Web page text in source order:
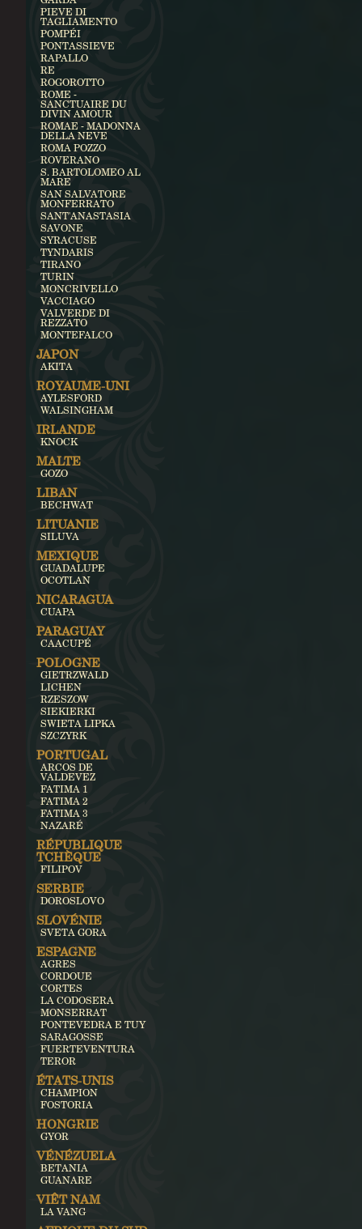
PIEVE DI
TAGLIAMENTO
POMPÉI
PONTASSIEVE
RAPALLO
RE
ROGOROTTO
ROME -
SANCTUAIRE DU
DIVIN AMOUR
ROMAE - MADONNA
DELLA NEVE
ROMA POZZO
ROVERANO
S. BARTOLOMEO AL
MARE
SAN SALVATORE
MONFERRATO
SANT'ANASTASIA
SAVONE
SYRACUSE
TYNDARIS
TIRANO
TURIN
MONCRIVELLO
VACCIAGO
VALVERDE DI
REZZATO
MONTEFALCO
JAPON
AKITA
ROYAUME-UNI
AYLESFORD
WALSINGHAM
IRLANDE
KNOCK
MALTE
GOZO
LIBAN
BECHWAT
LITUANIE
SILUVA
MEXIQUE
GUADALUPE
OCOTLAN
NICARAGUA
CUAPA
PARAGUAY
CAACUPÉ
POLOGNE
GIETRZWALD
LICHEN
RZESZOW
SIEKIERKI
SWIETA LIPKA
SZCZYRK
PORTUGAL
ARCOS DE
VALDEVEZ
FATIMA 1
FATIMA 2
FATIMA 3
NAZARÉ
RÉPUBLIQUE
TCHÈQUE
FILIPOV
SERBIE
DOROSLOVO
SLOVÉNIE
SVETA GORA
ESPAGNE
AGRES
CORDOUE
CORTES
LA CODOSERA
MONSERRAT
PONTEVEDRA E TUY
SARAGOSSE
FUERTEVENTURA
TEROR
ÉTATS-UNIS
CHAMPION
FOSTORIA
HONGRIE
GYOR
VÉNÉZUELA
BETANIA
GUANARE
VIÊT NAM
LA VANG